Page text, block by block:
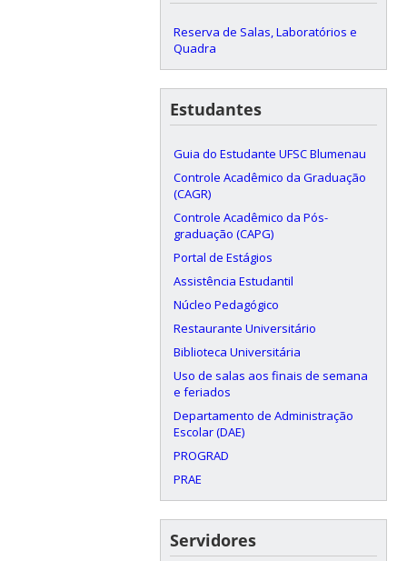
Reserva de Salas, Laboratórios e
Quadra
Estudantes
Guia do Estudante UFSC Blumenau
Controle Acadêmico da Graduação
(CAGR)
Controle Acadêmico da Pós-
graduação (CAPG)
Portal de Estágios
Assistência Estudantil
Núcleo Pedagógico
Restaurante Universitário
Biblioteca Universitária
Uso de salas aos finais de semana
e feriados
Departamento de Administração
Escolar (DAE)
PROGRAD
PRAE
Servidores